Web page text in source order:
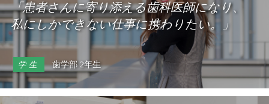
「患者さんに寄り添える歯科医師になり、
私にしかできない仕事に携わりたい。」
学生 歯学部 2年生